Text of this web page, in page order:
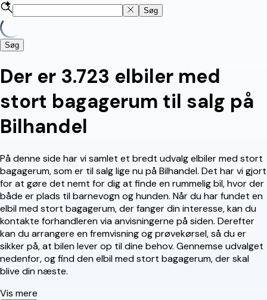
Søg
Søg
Der er 3.723 elbiler med
stort bagagerum til salg på
Bilhandel
På denne side har vi samlet et bredt udvalg elbiler med stort
bagagerum, som er til salg lige nu på Bilhandel. Det har vi gjort
for at gøre det nemt for dig at finde en rummelig bil, hvor der
både er plads til barnevogn og hunden. Når du har fundet en
elbil med stort bagagerum, der fanger din interesse, kan du
kontakte forhandleren via anvisningerne på siden. Derefter
kan du arrangere en fremvisning og prøvekørsel, så du er
sikker på, at bilen lever op til dine behov. Gennemse udvalget
nedenfor, og find den elbil med stort bagagerum, der skal
blive din næste.
Vis mere